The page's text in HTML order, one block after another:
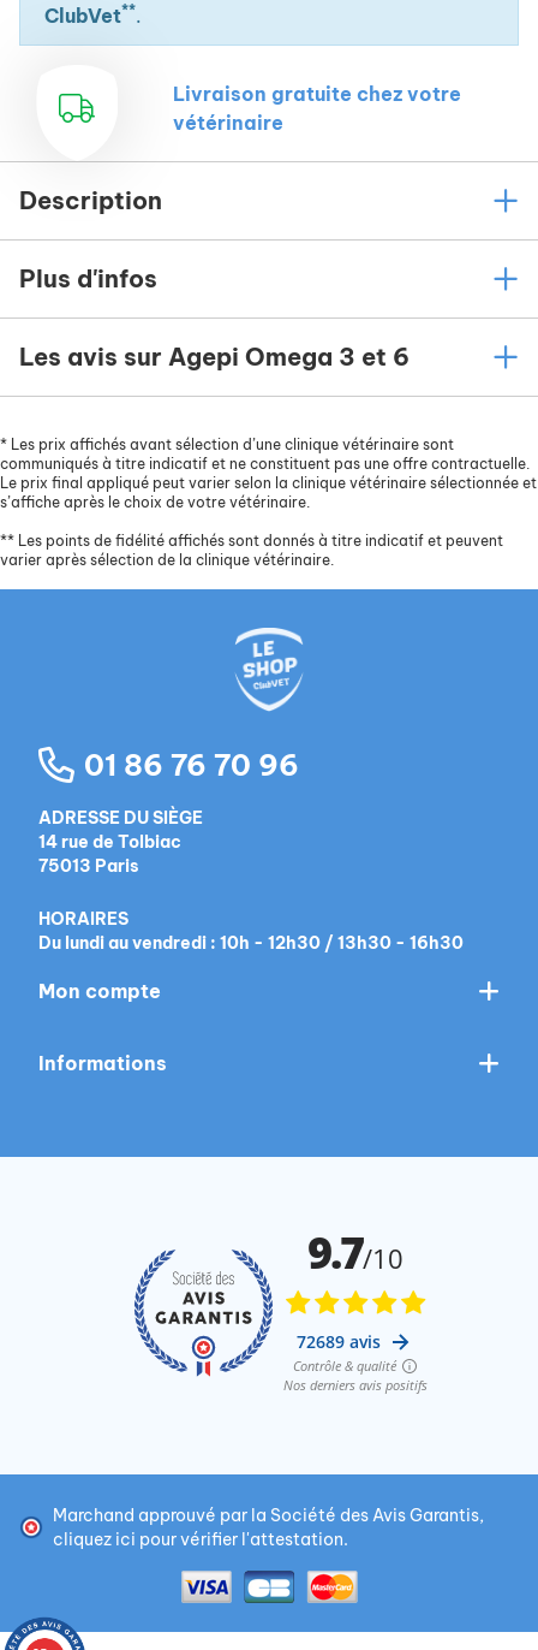
ClubVet**.
Livraison gratuite chez votre
vétérinaire
Description
Plus d'infos
Les avis sur Agepi Omega 3 et 6
* Les prix affichés avant sélection d’une clinique vétérinaire sont
communiqués à titre indicatif et ne constituent pas une offre contractuelle.
Le prix final appliqué peut varier selon la clinique vétérinaire sélectionnée et
s’affiche après le choix de votre vétérinaire.
** Les points de fidélité affichés sont donnés à titre indicatif et peuvent
varier après sélection de la clinique vétérinaire.
01 86 76 70 96
ADRESSE DU SIÈGE
14 rue de Tolbiac
75013 Paris
HORAIRES
Du lundi au vendredi : 10h - 12h30 / 13h30 - 16h30
Mon compte
Informations
Marchand approuvé par la Société des Avis Garantis,
cliquez ici pour vérifier l'attestation.